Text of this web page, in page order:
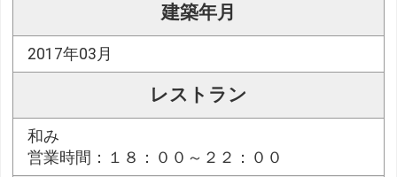
建築年月
2017年03月
レストラン
和み
営業時間：１８：００～２２：００